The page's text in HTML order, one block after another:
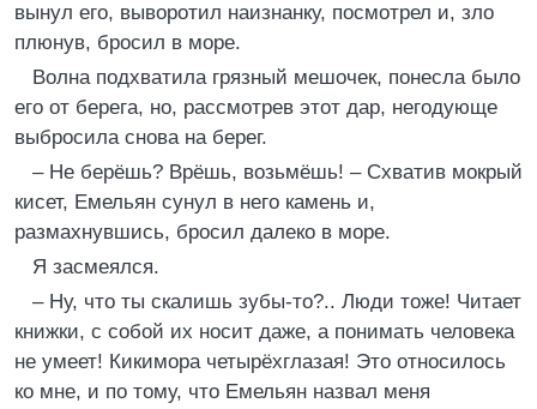
вынул его, выворотил наизнанку, посмотрел и, зло
плюнув, бросил в море.
Волна подхватила грязный мешочек, понесла было
его от берега, но, рассмотрев этот дар, негодующе
выбросила снова на берег.
– Не берёшь? Врёшь, возьмёшь! – Схватив мокрый
кисет, Емельян сунул в него камень и,
размахнувшись, бросил далеко в море.
Я засмеялся.
– Ну, что ты скалишь зубы-то?.. Люди тоже! Читает
книжки, с собой их носит даже, а понимать человека
не умеет! Кикимора четырёхглазая! Это относилось
ко мне, и по тому, что Емельян назвал меня